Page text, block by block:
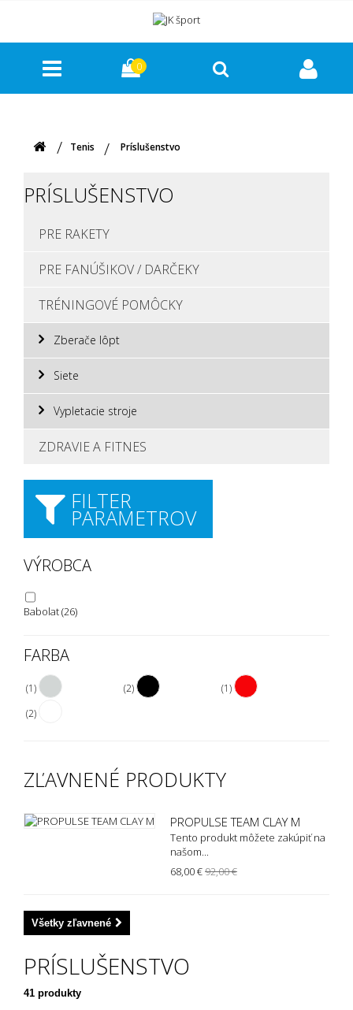
0
Tenis Príslušenstvo
PRÍSLUŠENSTVO
PRE RAKETY
PRE FANÚŠIKOV / DARČEKY
TRÉNINGOVÉ POMÔCKY
Zberače lôpt
Siete
Vypletacie stroje
ZDRAVIE A FITNES
FILTER
PARAMETROV
VÝROBCA
Babolat(26)
FARBA
(1) (2)
(1)
(2)
ZĽAVNENÉ PRODUKTY
PROPULSE TEAM CLAY M
Tento produkt môžete zakúpiť na
našom...
68,00 €92,00 €
Všetky zľavnené
PRÍSLUŠENSTVO
41 produkty